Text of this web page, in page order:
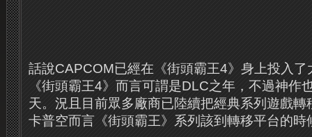
話說CAPCOM已經在《街頭霸王4》身上投入
《街頭霸王4》而言可謂是DLC之年，不過神作
天。況且目前眾多廠商已陸續把經典系列遊戲
卡普空而言《街頭霸王》系列該到轉移平台的時